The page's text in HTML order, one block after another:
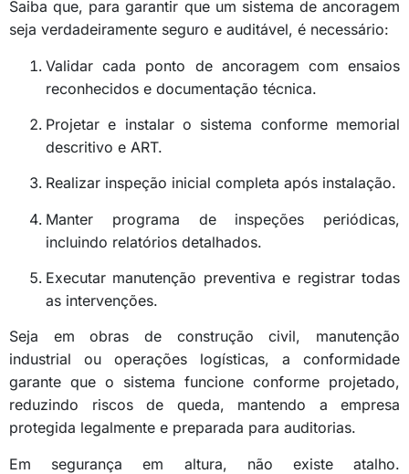
Saiba que, para garantir que um sistema de ancoragem
seja verdadeiramente seguro e auditável, é necessário:
Validar cada ponto de ancoragem com ensaios
reconhecidos e documentação técnica.
Projetar e instalar o sistema conforme memorial
descritivo e ART.
Realizar inspeção inicial completa após instalação.
Manter programa de inspeções periódicas,
incluindo relatórios detalhados.
Executar manutenção preventiva e registrar todas
as intervenções.
Seja em obras de construção civil, manutenção
industrial ou operações logísticas, a conformidade
garante que o sistema funcione conforme projetado,
reduzindo riscos de queda, mantendo a empresa
protegida legalmente e preparada para auditorias.
Em segurança em altura, não existe atalho.